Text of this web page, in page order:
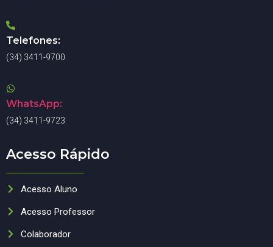
Telefones:
(34) 3411-9700
WhatsApp:
(34) 3411-9723
Acesso Rápido
Acesso Aluno
Acesso Professor
Colaborador